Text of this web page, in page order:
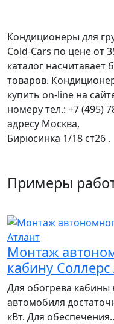
Кондиционеры для
Cold-Cars по цене от
каталог
товаров.
купить on-line на
номеру тел.: +7 (495)
адресу Москва,
Бирюсинка 1/18 ст26 ​.
Примеры
Монтаж
кабину Соллерс
Для обогрева кабины
автомобиля
кВт. Для